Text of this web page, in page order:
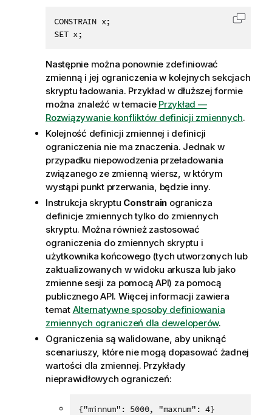
CONSTRAIN x;
SET x;
Następnie można ponownie zdefiniować
zmienną i jej ograniczenia w kolejnych sekcjach
skryptu ładowania. Przykład w dłuższej formie
można znaleźć w temacie Przykład —
Rozwiązywanie konfliktów definicji zmiennych.
Kolejność definicji zmiennej i definicji
ograniczenia nie ma znaczenia. Jednak w
przypadku niepowodzenia przeładowania
związanego ze zmienną wiersz, w którym
wystąpi punkt przerwania, będzie inny.
Instrukcja skryptu Constrain ogranicza
definicje zmiennych tylko do zmiennych
skryptu. Można również zastosować
ograniczenia do zmiennych skryptu i
użytkownika końcowego (tych utworzonych lub
zaktualizowanych w widoku arkusza lub jako
zmienne sesji za pomocą API) za pomocą
publicznego API. Więcej informacji zawiera
temat Alternatywne sposoby definiowania
zmiennych ograniczeń dla deweloperów.
Ograniczenia są walidowane, aby uniknąć
scenariuszy, które nie mogą dopasować żadnej
wartości dla zmiennej. Przykłady
nieprawidłowych ograniczeń:
{"minnum": 5000, "maxnum": 4}